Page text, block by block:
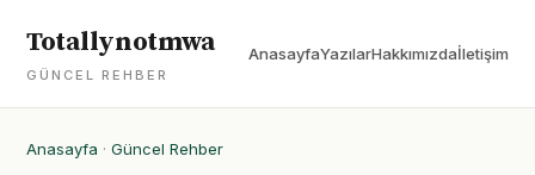
Totallynotmwa
GÜNCEL REHBER
AnasayfaYazılarHakkımızdaİletişim
Anasayfa · Güncel Rehber